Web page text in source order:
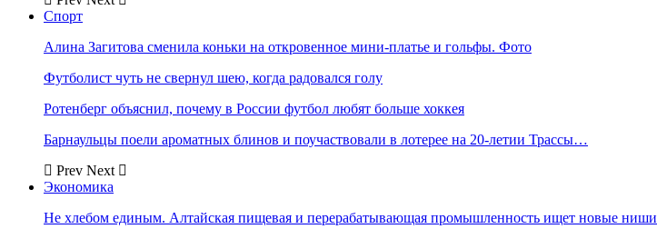
Спорт
Алина Загитова сменила коньки на откровенное мини-платье и гольфы. Фото
Футболист чуть не свернул шею, когда радовался голу
Ротенберг объяснил, почему в России футбол любят больше хоккея
Барнаульцы поели ароматных блинов и поучаствовали в лотерее на 20-летии Трассы…
Prev Next
Экономика
Не хлебом единым. Алтайская пищевая и перерабатывающая промышленность ищет новые ниши